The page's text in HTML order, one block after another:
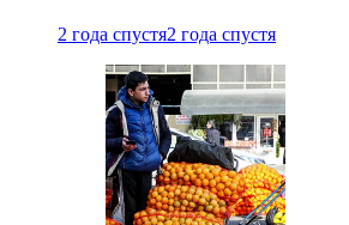
2 года спустя2 года спустя